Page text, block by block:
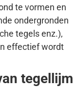
te vormen en
ondergronden
tegels enz.),
effectief wordt
tegellijm